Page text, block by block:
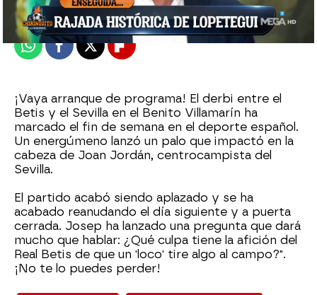
Publicado:17 de enero de 2022, 00:32
WhatsappFacebook
X Flipboard
¡Vaya arranque de programa! El derbi entre el
Betis y el Sevilla en el Benito Villamarín ha
marcado el fin de semana en el deporte español.
Un energúmeno lanzó un palo que impactó en la
cabeza de Joan Jordán, centrocampista del
Sevilla.
El partido acabó siendo aplazado y se ha
acabado reanudando el día siguiente y a puerta
cerrada. Josep ha lanzado una pregunta que dará
mucho que hablar: ¿Qué culpa tiene la afición del
Real Betis de que un 'loco' tire algo al campo?".
¡No te lo puedes perder!